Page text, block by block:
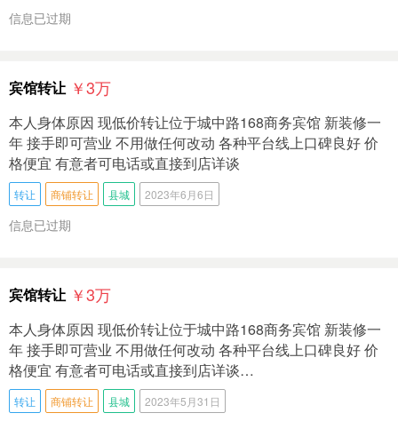
信息已过期
宾馆转让 ￥3万
本人身体原因 现低价转让位于城中路168商务宾馆 新装修一
年 接手即可营业 不用做任何改动 各种平台线上口碑良好 价
格便宜 有意者可电话或直接到店详谈
转让 商铺转让 县城 2023年6月6日
信息已过期
宾馆转让 ￥3万
本人身体原因 现低价转让位于城中路168商务宾馆 新装修一
年 接手即可营业 不用做任何改动 各种平台线上口碑良好 价
格便宜 有意者可电话或直接到店详谈…
转让 商铺转让 县城 2023年5月31日